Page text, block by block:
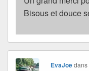
Bisous et douce
EvaJoedans